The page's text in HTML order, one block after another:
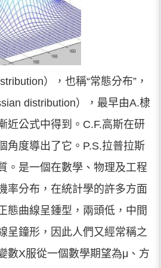
），也稱“常態分布”，
distribution），最早由A.棣
近公式中得到。C.F.高斯在研
角度導出了它。P.S.拉普拉斯
。是一個在數學、物理及工程
率分布，在統計學的許多方面
態曲線呈鍾型，兩頭低，中間
呈鐘形，因此人們又經常稱之
數X服從一個數學期望為μ、方